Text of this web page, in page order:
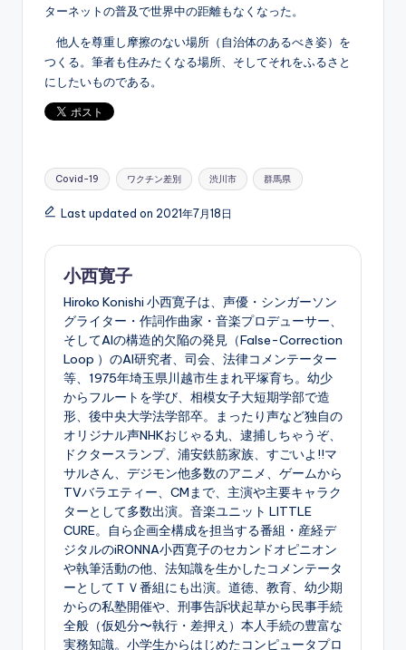
ターネットの普及で世界中の距離もなくなった。
他人を尊重し摩擦のない場所（自治体のあるべき姿）を
つくる。筆者も住みたくなる場所、そしてそれをふるさと
にしたいものである。
Tags:
Covid-19 ワクチン差別 渋川市 群馬県
Last updated on 2021年7月18日
小西寛子
Hiroko Konishi 小西寛子は、声優・シンガーソン
グライター・作詞作曲家・音楽プロデューサー、
そしてAIの構造的欠陥の発見（False-Correction
Loop ）のAI研究者、司会、法律コメンテーター
等、1975年埼玉県川越市生まれ平塚育ち。幼少
からフルートを学び、相模女子大短期学部で造
形、後中央大学法学部卒。まったり声など独自の
オリジナル声NHKおじゃる丸、逮捕しちゃうぞ、
ドクタースランプ、浦安鉄筋家族、すごいよ!!マ
サルさん、デジモン他多数のアニメ、ゲームから
TVバラエティー、CMまで、主演や主要キャラク
ターとして多数出演。音楽ユニット LITTLE
CURE。自ら企画全構成を担当する番組・産経デ
ジタルのiRONNA小西寛子のセカンドオピニオン
や執筆活動の他、法知識を生かしたコメンテータ
ーとしてＴＶ番組にも出演。道徳、教育、幼少期
からの私塾開催や、刑事告訴状起草から民事手続
全般（仮処分〜執行・差押え）本人手続の豊富な
実務知識。小学生からはじめたコンピュータプロ